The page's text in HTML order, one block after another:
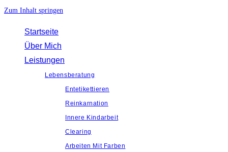
Zum Inhalt springen
Startseite
Über Mich
Leistungen
Lebensberatung
Entetikettieren
Reinkarnation
Innere Kindarbeit
Clearing
Arbeiten Mit Farben